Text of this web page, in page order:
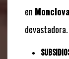
en Monclova